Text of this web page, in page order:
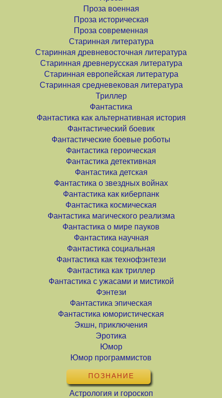
Проза военная
Проза историческая
Проза современная
Старинная литература
Старинная древневосточная литература
Старинная древнерусская литература
Старинная европейская литература
Старинная средневековая литература
Триллер
Фантастика
Фантастика как альтернативная история
Фантастический боевик
Фантастические боевые роботы
Фантастика героическая
Фантастика детективная
Фантастика детская
Фантастика о звездных войнах
Фантастика как киберпанк
Фантастика космическая
Фантастика магического реализма
Фантастика о мире пауков
Фантастика научная
Фантастика социальная
Фантастика как технофэнтези
Фантастика как триллер
Фантастика с ужасами и мистикой
Фэнтези
Фантастика эпическая
Фантастика юмористическая
Экшн, приключения
Эротика
Юмор
Юмор программистов
ПОЗНАНИЕ
Астрология и гороскоп